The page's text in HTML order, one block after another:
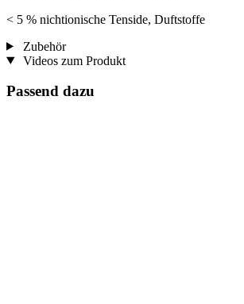
< 5 % nichtionische Tenside, Duftstoffe
Zubehör
Videos zum Produkt
Passend dazu